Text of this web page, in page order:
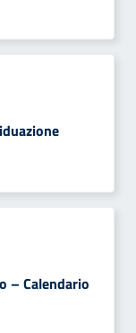
– Calendario